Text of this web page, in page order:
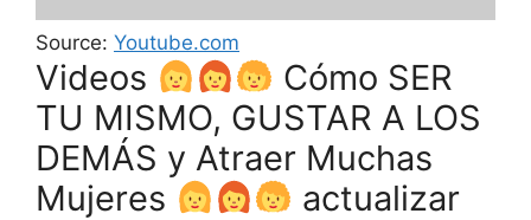
Source: Youtube.com
Videos
Cómo SER
TU MISMO, GUSTAR A LOS
DEMÁS y Atraer Muchas
Mujeres
actualizar